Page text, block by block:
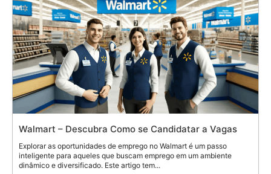
Walmart – Descubra Como se Candidatar a Vagas
Explorar as oportunidades de emprego no Walmart é um passo
inteligente para aqueles que buscam emprego em um ambiente
dinâmico e diversificado. Este artigo tem...